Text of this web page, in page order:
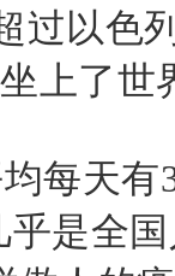
过以色
上了世
每天有
乎是全